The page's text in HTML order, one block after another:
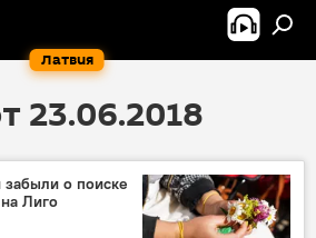
Латвия
23.06.2018
о поиске
Лиго